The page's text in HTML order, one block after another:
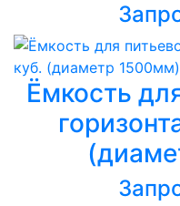
Ёмкость